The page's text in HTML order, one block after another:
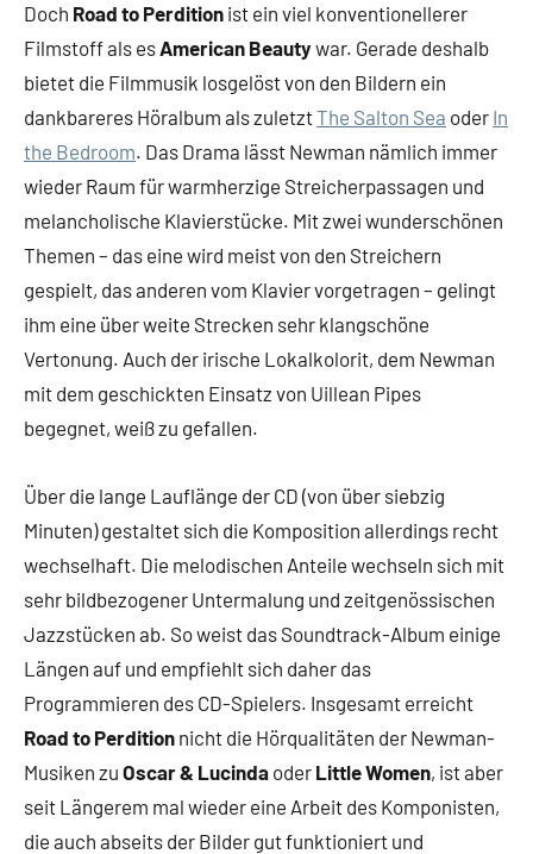
Doch Road to Perdition ist ein viel konventionellerer
Filmstoff als esAmerican Beautywar. Gerade deshalb
bietet die Filmmusik losgelöst von den Bildern ein
dankbareres Höralbum als zuletztThe Salton Sea oder In
the Bedroom. Das Drama lässt Newman nämlich immer
wieder Raum für warmherzige Streicherpassagen und
melancholische Klavierstücke. Mit zwei wunderschönen
Themen – das eine wird meist von den Streichern
gespielt, das anderen vom Klavier vorgetragen – gelingt
ihm eine über weite Strecken sehr klangschöne
Vertonung. Auch der irische Lokalkolorit, dem Newman
mit dem geschickten Einsatz von Uillean Pipes
begegnet, weiß zu gefallen.
Über die lange Lauflänge der CD (von über siebzig
Minuten) gestaltet sich die Komposition allerdings recht
wechselhaft. Die melodischen Anteile wechseln sich mit
sehr bildbezogener Untermalung und zeitgenössischen
Jazzstücken ab. So weist das Soundtrack-Album einige
Längen auf und empfiehlt sich daher das
Programmieren des CD-Spielers. Insgesamt erreicht
Road to Perdition nicht die Hörqualitäten der Newman-
Musiken zu Oscar & Lucinda oder Little Women, ist aber
seit Längerem mal wieder eine Arbeit des Komponisten,
die auch abseits der Bilder gut funktioniert und